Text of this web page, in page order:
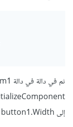
إلى button1.Width وbutton1.Height